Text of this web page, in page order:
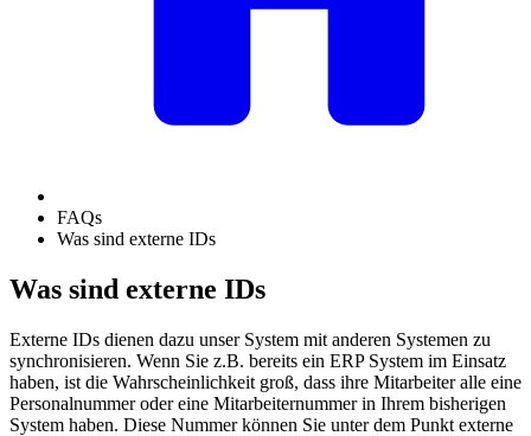
FAQs
Was sind externe IDs
Was sind externe IDs
Externe IDs dienen dazu unser System mit anderen Systemen zu
synchronisieren. Wenn Sie z.B. bereits ein ERP System im Einsatz
haben, ist die Wahrscheinlichkeit groß, dass ihre Mitarbeiter alle eine
Personalnummer oder eine Mitarbeiternummer in Ihrem bisherigen
System haben. Diese Nummer können Sie unter dem Punkt externe